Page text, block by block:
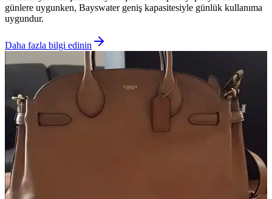
günlere uygunken, Bayswater geniş kapasitesiyle günlük kullanıma
uygundur.
Daha fazla bilgi edinin